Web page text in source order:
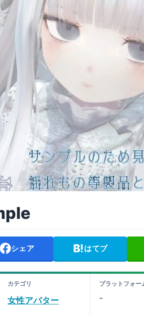
シェア はてブ
カテゴリ
女性アバター
プラットフォー
-